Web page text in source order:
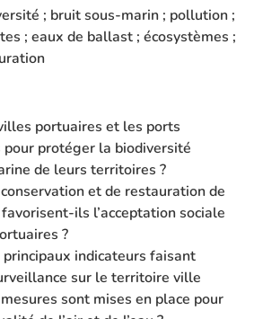
; bruit sous-marin ; pollution ;
; eaux de ballast ; écosystèmes ;
portuaires et les ports
pour protéger la biodiversité
de leurs territoires ?
et de restauration de
ils l’acceptation sociale
?
indicateurs faisant
sur le territoire ville
sont mises en place pour